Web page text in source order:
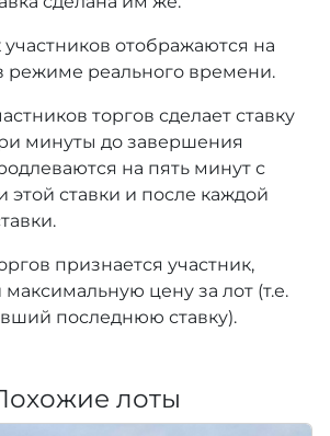
участников отображаются на
режиме реального времени.
торгов сделает ставку
минуты до завершения
на пять минут с
этой ставки и после каждой
признается участник,
цену за лот (т.е.
последнюю ставку).
лоты